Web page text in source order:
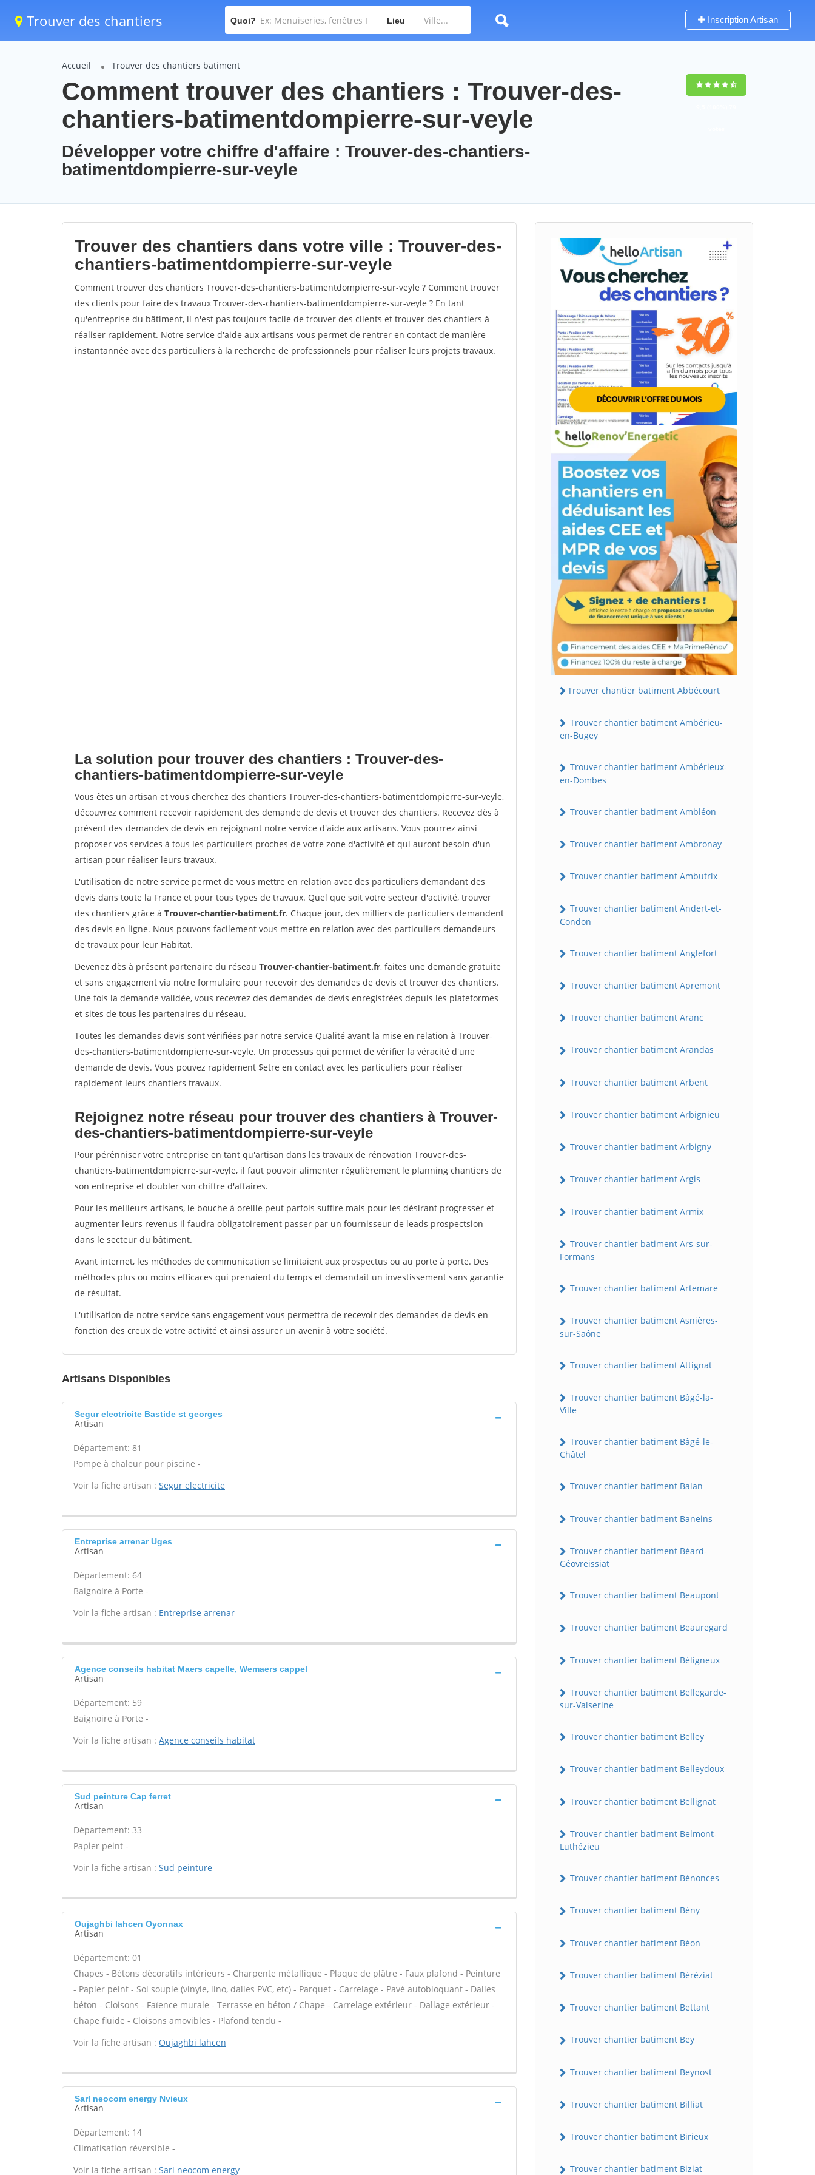
Trouver des chantiers Quoi? Lieu Inscription Artisan
Accueil Trouver des chantiers batiment
Comment trouver des chantiers : Trouver-des-
chantiers-batimentdompierre-sur-veyle
Développer votre chiffre d'affaire : Trouver-des-chantiers-
batimentdompierre-sur-veyle
Trouver des chantiers dans votre ville : Trouver-des-
chantiers-batimentdompierre-sur-veyle
Comment trouver des chantiers Trouver-des-chantiers-batimentdompierre-sur-veyle ? Comment trouver
des clients pour faire des travaux Trouver-des-chantiers-batimentdompierre-sur-veyle ? En tant
qu'entreprise du bâtiment, il n'est pas toujours facile de trouver des clients et trouver des chantiers à
réaliser rapidement. Notre service d'aide aux artisans vous permet de rentrer en contact de manière
instantannée avec des particuliers à la recherche de professionnels pour réaliser leurs projets travaux.
La solution pour trouver des chantiers : Trouver-des-
chantiers-batimentdompierre-sur-veyle
Vous êtes un artisan et vous cherchez des chantiers Trouver-des-chantiers-batimentdompierre-sur-veyle,
découvrez comment recevoir rapidement des demande de devis et trouver des chantiers. Recevez dès à
présent des demandes de devis en rejoignant notre service d'aide aux artisans. Vous pourrez ainsi
proposer vos services à tous les particuliers proches de votre zone d'activité et qui auront besoin d'un
artisan pour réaliser leurs travaux.
L'utilisation de notre service permet de vous mettre en relation avec des particuliers demandant des
devis dans toute la France et pour tous types de travaux. Quel que soit votre secteur d'activité, trouver
des chantiers grâce à Trouver-chantier-batiment.fr. Chaque jour, des milliers de particuliers demandent
des devis en ligne. Nous pouvons facilement vous mettre en relation avec des particuliers demandeurs
de travaux pour leur Habitat.
Devenez dès à présent partenaire du réseau Trouver-chantier-batiment.fr, faites une demande gratuite
et sans engagement via notre formulaire pour recevoir des demandes de devis et trouver des chantiers.
Une fois la demande validée, vous recevrez des demandes de devis enregistrées depuis les plateformes
et sites de tous les partenaires du réseau.
Toutes les demandes devis sont vérifiées par notre service Qualité avant la mise en relation à Trouver-
des-chantiers-batimentdompierre-sur-veyle. Un processus qui permet de vérifier la véracité d'une
demande de devis. Vous pouvez rapidement $etre en contact avec les particuliers pour réaliser
rapidement leurs chantiers travaux.
Rejoignez notre réseau pour trouver des chantiers à Trouver-
des-chantiers-batimentdompierre-sur-veyle
Pour pérénniser votre entreprise en tant qu'artisan dans les travaux de rénovation Trouver-des-
chantiers-batimentdompierre-sur-veyle, il faut pouvoir alimenter régulièrement le planning chantiers de
son entreprise et doubler son chiffre d'affaires.
Pour les meilleurs artisans, le bouche à oreille peut parfois suffire mais pour les désirant progresser et
augmenter leurs revenus il faudra obligatoirement passer par un fournisseur de leads prospectsion
dans le secteur du bâtiment.
Avant internet, les méthodes de communication se limitaient aux prospectus ou au porte à porte. Des
méthodes plus ou moins efficaces qui prenaient du temps et demandait un investissement sans garantie
de résultat.
L'utilisation de notre service sans engagement vous permettra de recevoir des demandes de devis en
fonction des creux de votre activité et ainsi assurer un avenir à votre société.
Artisans Disponibles
Segur electricite Bastide st georges
Artisan
Département: 81
Pompe à chaleur pour piscine -
Voir la fiche artisan : Segur electricite
Entreprise arrenar Uges
Artisan
Département: 64
Baignoire à Porte -
Voir la fiche artisan : Entreprise arrenar
Agence conseils habitat Maers capelle, Wemaers cappel
Artisan
Département: 59
Baignoire à Porte -
Voir la fiche artisan : Agence conseils habitat
Sud peinture Cap ferret
Artisan
Département: 33
Papier peint -
Voir la fiche artisan : Sud peinture
Oujaghbi lahcen Oyonnax
Artisan
Département: 01
Chapes - Bétons décoratifs intérieurs - Charpente métallique - Plaque de plâtre - Faux plafond - Peinture
- Papier peint - Sol souple (vinyle, lino, dalles PVC, etc) - Parquet - Carrelage - Pavé autobloquant - Dalles
béton - Cloisons - Faïence murale - Terrasse en béton / Chape - Carrelage extérieur - Dallage extérieur -
Chape fluide - Cloisons amovibles - Plafond tendu -
Voir la fiche artisan : Oujaghbi lahcen
Sarl neocom energy Nvieux
Artisan
Département: 14
Climatisation réversible -
Voir la fiche artisan : Sarl neocom energy
Trouver chantier batiment Abbécourt
Trouver chantier batiment Ambérieu-
en-Bugey
Trouver chantier batiment Ambérieux-
en-Dombes
Trouver chantier batiment Ambléon
Trouver chantier batiment Ambronay
Trouver chantier batiment Ambutrix
Trouver chantier batiment Andert-et-
Condon
Trouver chantier batiment Anglefort
Trouver chantier batiment Apremont
Trouver chantier batiment Aranc
Trouver chantier batiment Arandas
Trouver chantier batiment Arbent
Trouver chantier batiment Arbignieu
Trouver chantier batiment Arbigny
Trouver chantier batiment Argis
Trouver chantier batiment Armix
Trouver chantier batiment Ars-sur-
Formans
Trouver chantier batiment Artemare
Trouver chantier batiment Asnières-
sur-Saône
Trouver chantier batiment Attignat
Trouver chantier batiment Bâgé-la-
Ville
Trouver chantier batiment Bâgé-le-
Châtel
Trouver chantier batiment Balan
Trouver chantier batiment Baneins
Trouver chantier batiment Béard-
Géovreissiat
Trouver chantier batiment Beaupont
Trouver chantier batiment Beauregard
Trouver chantier batiment Béligneux
Trouver chantier batiment Bellegarde-
sur-Valserine
Trouver chantier batiment Belley
Trouver chantier batiment Belleydoux
Trouver chantier batiment Bellignat
Trouver chantier batiment Belmont-
Luthézieu
Trouver chantier batiment Bénonces
Trouver chantier batiment Bény
Trouver chantier batiment Béon
Trouver chantier batiment Béréziat
Trouver chantier batiment Bettant
Trouver chantier batiment Bey
Trouver chantier batiment Beynost
Trouver chantier batiment Billiat
Trouver chantier batiment Birieux
Trouver chantier batiment Biziat